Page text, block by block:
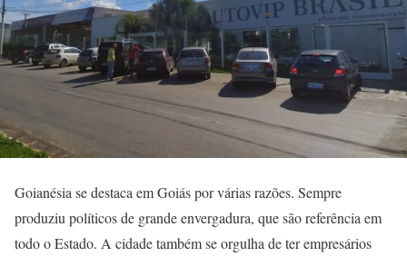
Goianésia se destaca em Goiás por várias razões. Sempre
produziu políticos de grande envergadura, que são referência em
todo o Estado. A cidade também se orgulha de ter empresários